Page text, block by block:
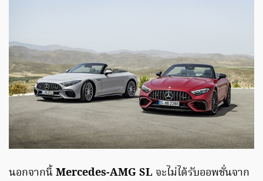
นอกจากนี้Mercedes-AMG SL จะไม่ได้รับออพชั่นจาก